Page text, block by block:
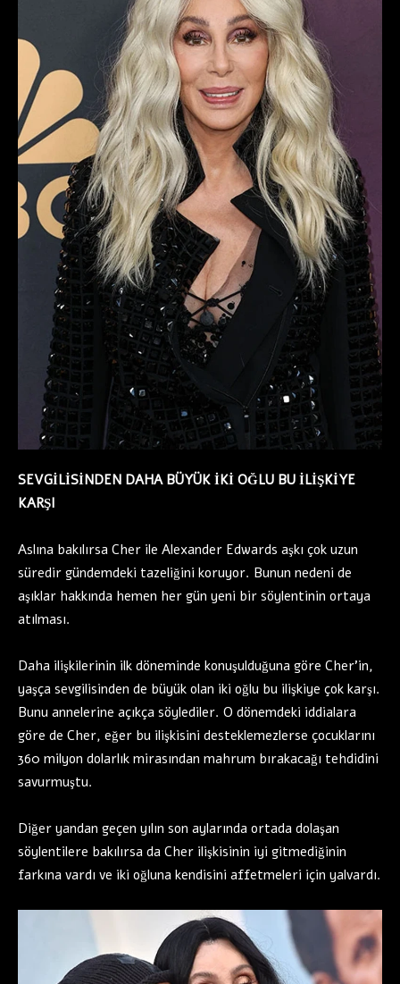
SEVGİLİSİNDEN DAHA BÜYÜK İKİ OĞLU BU İLİŞKİYE
KARŞI
Aslına bakılırsa Cher ile Alexander Edwards aşkı çok uzun
süredir gündemdeki tazeliğini koruyor. Bunun nedeni de
aşıklar hakkında hemen her gün yeni bir söylentinin ortaya
atılması.
Daha ilişkilerinin ilk döneminde konuşulduğuna göre Cher’in,
yaşça sevgilisinden de büyük olan iki oğlu bu ilişkiye çok karşı.
Bunu annelerine açıkça söylediler. O dönemdeki iddialara
göre de Cher, eğer bu ilişkisini desteklemezlerse çocuklarını
360 milyon dolarlık mirasından mahrum bırakacağı tehdidini
savurmuştu.
Diğer yandan geçen yılın son aylarında ortada dolaşan
söylentilere bakılırsa da Cher ilişkisinin iyi gitmediğinin
farkına vardı ve iki oğluna kendisini affetmeleri için yalvardı.